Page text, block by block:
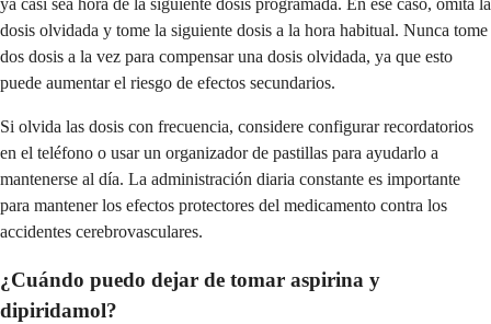
dosis olvidada y tome la siguiente dosis a la hora habitual. Nunca tome
dos dosis a la vez para compensar una dosis olvidada, ya que esto
puede aumentar el riesgo de efectos secundarios.
Si olvida las dosis con frecuencia, considere configurar recordatorios
en el teléfono o usar un organizador de pastillas para ayudarlo a
mantenerse al día. La administración diaria constante es importante
para mantener los efectos protectores del medicamento contra los
accidentes cerebrovasculares.
¿Cuándo puedo dejar de tomar aspirina y
dipiridamol?